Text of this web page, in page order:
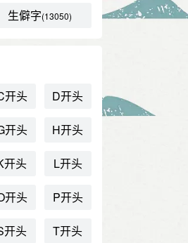
生僻字(13050)
开头 D开头
开头 H开头
开头 L开头
开头 P开头
开头 T开头